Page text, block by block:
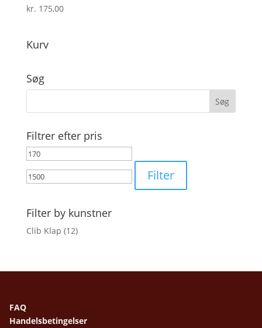
kr. 175,00
Kurv
Søg
Filtrer efter pris
Mindste
Filter
Filter by kunstner
Clib Klap (12)
FAQ
Handelsbetingelser